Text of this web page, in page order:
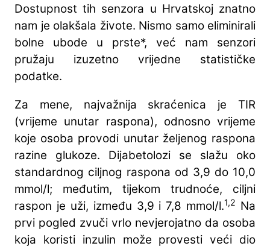
Dostupnost tih senzora u Hrvatskoj znatno
nam je olakšala živote. Nismo samo eliminirali
bolne ubode u prste*, već nam senzori
pružaju izuzetno vrijedne statističke
podatke.
Za mene, najvažnija skraćenica je TIR
(vrijeme unutar raspona), odnosno vrijeme
koje osoba provodi unutar željenog raspona
razine glukoze. Dijabetolozi se slažu oko
standardnog ciljnog raspona od 3,9 do 10,0
mmol/l; međutim, tijekom trudnoće, ciljni
raspon je uži, između 3,9 i 7,8 mmol/l.1,2 Na
prvi pogled zvuči vrlo nevjerojatno da osoba
koja koristi inzulin može provesti veći dio